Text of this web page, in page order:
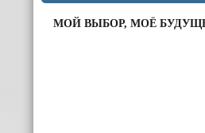
МОЙ ВЫБОР, МОЁ